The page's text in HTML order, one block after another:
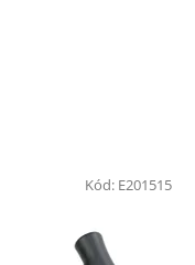
Kód: E201515